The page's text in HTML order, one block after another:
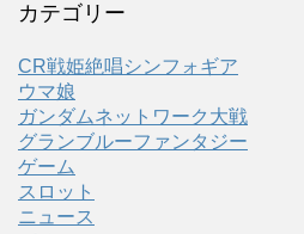
カテゴリー
CR戦姫絶唱シンフォギア
ウマ娘
ガンダムネットワーク大戦
グランブルーファンタジー
ゲーム
スロット
ニュース